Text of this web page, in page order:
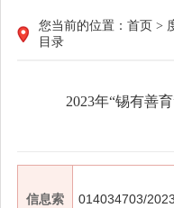
您当前的位置： 首页 >
目录
2023年“锡有善
信息索
014034703/